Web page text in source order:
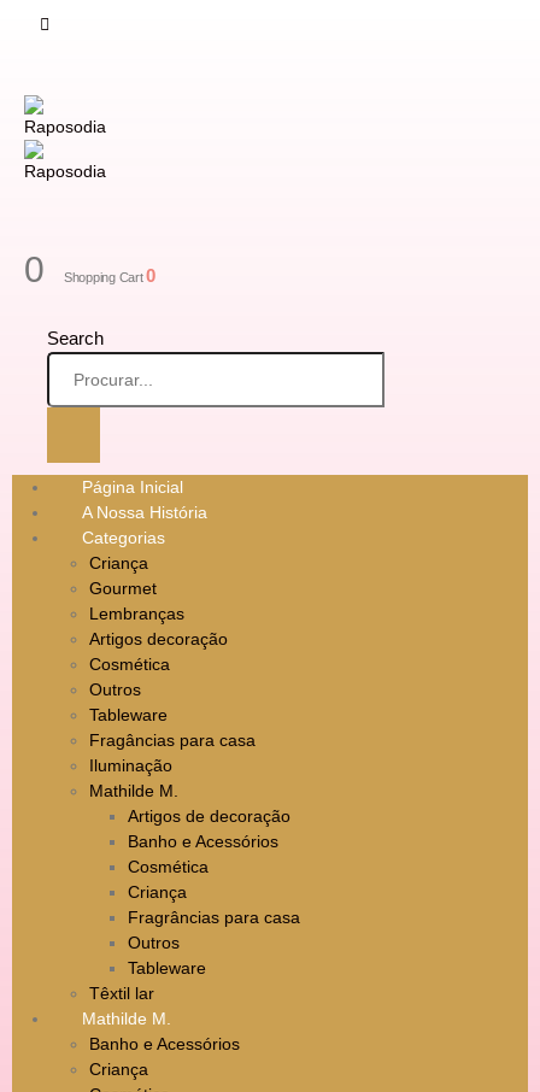
0 Shopping Cart0
Search
Página Inicial
A Nossa História
Categorias
Criança
Gourmet
Lembranças
Artigos decoração
Cosmética
Outros
Tableware
Fragâncias para casa
Iluminação
Mathilde M.
Artigos de decoração
Banho e Acessórios
Cosmética
Criança
Fragrâncias para casa
Outros
Tableware
Têxtil lar
Mathilde M.
Banho e Acessórios
Criança